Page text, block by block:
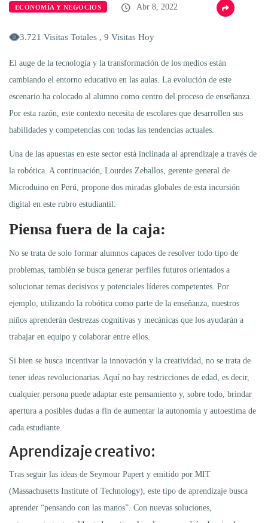
ECONOMÍA Y NEGOCIOS Abr 8, 2022
3.721 Visitas Totales , 9 Visitas Hoy
El auge de la tecnología y la transformación de los medios están
cambiando el entorno educativo en las aulas. La evolución de este
escenario ha colocado al alumno como centro del proceso de enseñanza.
Por esta razón, este contexto necesita de escolares que desarrollen sus
habilidades y competencias con todas las tendencias actuales.
Una de las apuestas en este sector está inclinada al aprendizaje a través de
la robótica. A continuación, Lourdes Zeballos, gerente general de
Microduino en Perú, propone dos miradas globales de esta incursión
digital en este rubro estudiantil:
Piensa fuera de la caja:
No se trata de solo formar alumnos capaces de resolver todo tipo de
problemas, también se busca generar perfiles futuros orientados a
solucionar temas decisivos y potenciales líderes competentes. Por
ejemplo, utilizando la robótica como parte de la enseñanza, nuestros
niños aprenderán destrezas cognitivas y mecánicas que los ayudarán a
trabajar en equipo y colaborar entre ellos.
Si bien se busca incentivar la innovación y la creatividad, no se trata de
tener ideas revolucionarias. Aquí no hay restricciones de edad, es decir,
cualquier persona puede adaptar este pensamiento y, sobre todo, brindar
apertura a posibles dudas a fin de aumentar la autonomía y autoestima de
cada estudiante.
Aprendizaje creativo:
Tras seguir las ideas de Seymour Papert y emitido por MIT
(Massachusetts Institute of Technology), este tipo de aprendizaje busca
aprender “pensando con las manos”. Con nuevas soluciones,